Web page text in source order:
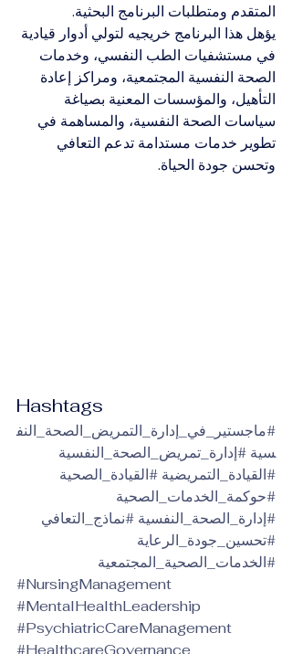
المتقدم ومتطلبات البرنامج البحثية.
يؤهل هذا البرنامج خريجيه لتولي أدوار قيادية
في مستشفيات الطب النفسي، وخدمات
الصحة النفسية المجتمعية، ومراكز إعادة
التأهيل، والمؤسسات المعنية بصياغة
سياسات الصحة النفسية، والمساهمة في
تطوير خدمات مستدامة تدعم التعافي
وتحسن جودة الحياة.
Hashtags
#ماجستير_في_إدارة_التمريض_الصحة_النف
سية #إدارة_تمريض_الصحة_النفسية
#القيادة_التمريضية #القيادة_الصحية
#حوكمة_الخدمات_الصحية
#إدارة_الصحة_النفسية #نماذج_التعافي
#تحسين_جودة_الرعاية
#الخدمات_الصحية_المجتمعية
#NursingManagement
#MentalHealthLeadership
#PsychiatricCareManagement